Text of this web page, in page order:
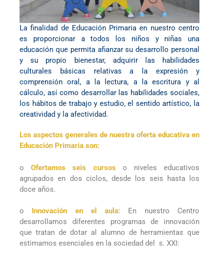
La finalidad de Educación Primaria en nuestro centro
es proporcionar a todos los niños y niñas una
educación que permita afianzar su desarrollo personal
y su propio bienestar, adquirir las habilidades
culturales básicas relativas a la expresión y
comprensión oral, a la lectura, a la escritura y al
cálculo, así como desarrollar las habilidades sociales,
los hábitos de trabajo y estudio, el sentido artístico, la
creatividad y la afectividad.
Los aspectos generales de nuestra oferta educativa en
Educación Primaria son:
oOfertamos seis cursos o niveles educativos
agrupados en dos ciclos, desde los seis hasta los
doce años.
o Innovación en el aula: En nuestro Centro
desarrollamos diferentes programas de innovación
que tratan de dotar al alumno de herramientas que
estimamos esenciales en la sociedad del s. XXI: